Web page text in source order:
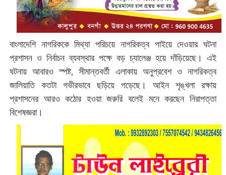
বাংলাদেশি নাগরিককে মিথ্যা পরিচয়ে নাগরিকত্ব পাইয়ে দেওয়ার ঘটনা
প্রশাসন ও নির্বাচন ব্যবস্থার পক্ষে বড় চ্যালেঞ্জ হয়ে দাঁড়িয়েছে। এই
ঘটনায় আবারও স্পষ্ট, সীমান্তবর্তী এলাকায় অনুপ্রবেশ ও নাগরিকত্ব
জালিয়াতি কতটা গভীরভাবে ছড়িয়ে পড়েছে। আইন শৃঙ্খলা রক্ষায়
প্রশাসনের আরও কঠোর হওয়া জরুরি বলেই মনে করছেন নিরাপত্তা
বিশেষজ্ঞরা।